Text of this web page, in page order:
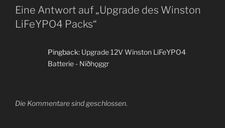
Eine Antwort auf „Upgrade des Winston
LiFeYPO4 Packs“
Pingback: Upgrade 12V Winston LiFeYPO4
Batterie - Níðhǫggr
Die Kommentare sind geschlossen.